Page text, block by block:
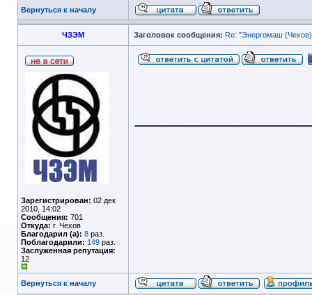
Вернуться к началу
ЧЗЭМ Заголовок сообщения: Re: "Энергомаш
Зарегистрирован: 02 дек
2010, 14:02
Сообщения: 701
Откуда: г. Чехов
Благодарил (а): 8 раз.
Поблагодарили: 149 раз.
Заслуженная репутация:
12
Вернуться к началу